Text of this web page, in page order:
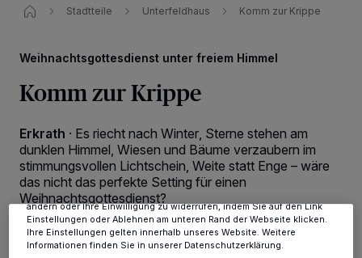
Stadtteile Unterfeldhaus Komm zur Krippe
Weihnachtsgottesdienst unter freiem Himmel
Komm zur Krippe
Erkrath · Es riecht nach Winter, Sterne stehen am
dunklen Himmel, Wiesen und Bäume verzaubern im
stimmungsvollen Lichtschein, Weite statt Enge – wäre
das nicht das perfekte Setting für einen
Weihnachtsgottesdienst?
Wir und unsere218-Partner speichern und greifen auf
Kennungen auf Ihrem Gerät zu. Durch Auswahl von OK aktivieren Sie
Tracking-Technologien für die unter „Wir und unsere Partner
verarbeiten Daten, um Ihnen Dienste bereitzustellen“ aufgeführten
Zwecke. Wenn Tracker deaktiviert sind, sind manche Inhalte und
Anzeigen möglicherweise nicht mehr so relevant für Sie. Sie können
dieses Menü jederzeit wieder aufrufen, um Ihre Einstellungen zu
ändern oder Ihre Einwilligung zu widerrufen, indem Sie auf den Link
Einstellungen oder Ablehnen am unteren Rand der Webseite klicken.
Ihre Einstellungen gelten innerhalb unseres Website. Weitere
Informationen finden Sie in unserer Datenschutzerklärung.